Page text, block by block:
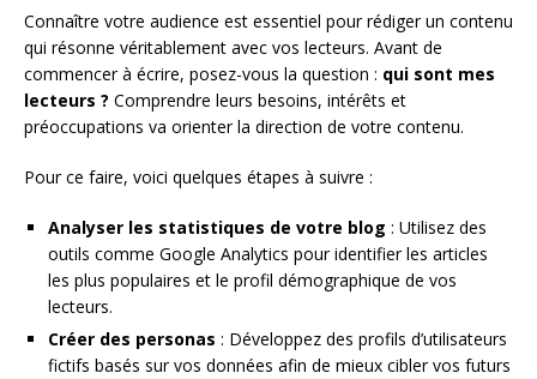
Connaître votre audience est essentiel pour rédiger un contenu
qui résonne véritablement avec vos lecteurs. Avant de
commencer à écrire, posez-vous la question : qui sont mes
lecteurs ? Comprendre leurs besoins, intérêts et
préoccupations va orienter la direction de votre contenu.
Pour ce faire, voici quelques étapes à suivre :
Analyser les statistiques de votre blog : Utilisez des
outils comme Google Analytics pour identifier les articles
les plus populaires et le profil démographique de vos
lecteurs.
Créer des personas : Développez des profils d’utilisateurs
fictifs basés sur vos données afin de mieux cibler vos futurs